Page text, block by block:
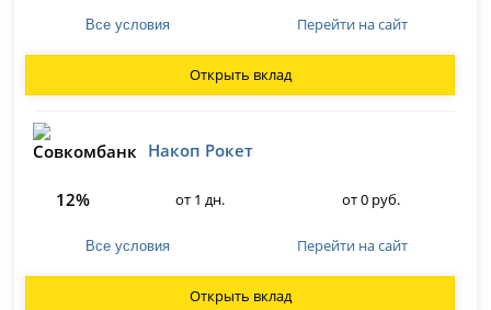
Все условия Перейти на сайт
Открыть вклад
Накоп Рокет
12% от 1 дн. от 0 руб.
Все условия Перейти на сайт
Открыть вклад